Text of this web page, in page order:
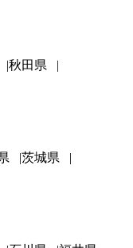
秋田県
茨城県